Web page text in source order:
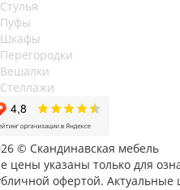
Стулья
Пуфы
Шкафы
Перегородки
Вешалки
Стеллажи
© Скандинавская мебель
цены указаны только для
офертой. Актуальные